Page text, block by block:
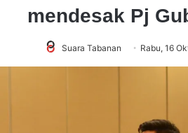
mendesak Pj
Suara Tabanan Rabu, 16